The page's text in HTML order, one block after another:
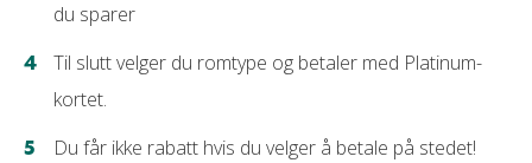
du sparer
Til slutt velger du romtype og betaler med Platinum-
kortet.
Du får ikke rabatt hvis du velger å betale på stedet!